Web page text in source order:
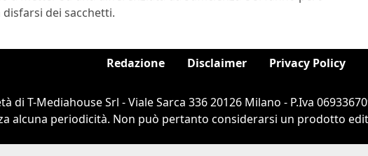
dei sacchetti.
Redazione Disclaimer Privacy Policy
di T-Mediahouse Srl - Viale Sarca 336 20126 Milano - P.Iva
alcuna periodicità. Non può pertanto considerarsi un prodotto